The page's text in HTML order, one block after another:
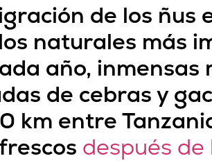
de los ñus
naturales más
año, inmensas
de cebras y
km entre
después de